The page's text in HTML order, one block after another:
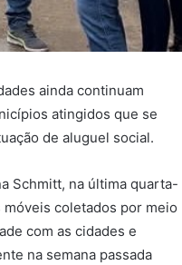
ainda continuam
atingidos que se
de aluguel social.
Schmitt, na última quarta-
coletados por meio
com as cidades e
na semana passada